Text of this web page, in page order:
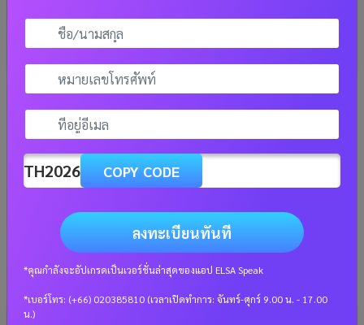
As a result (ผล) – วิธีการใช้ในประโยคภาษา
อังกฤษที่เข้าใจง่าย
มาเรียนรู้ การใช้ as a result เพื่อแสดงผลลัพธ์ในประโยค
อย่างถูกต้อง ค้นคว้าเพิ่มเติมเกี่ยวกับตัวอย่างและ as a result
ประสิทธิภาพ
อ่านเพิ่มเติม
TH2026 COPY CODE
ลงทะเบียนทันที
*คุณกำลังจะอัปเกรดเป็นเวอร์ชั่นล่าสุดของแอป ELSA Speak
*เบอร์โทร: (+66) 020385810 (เวลาเปิดทำการ: จันทร์-ศุกร์ 9.00 น. - 17.00
น.)